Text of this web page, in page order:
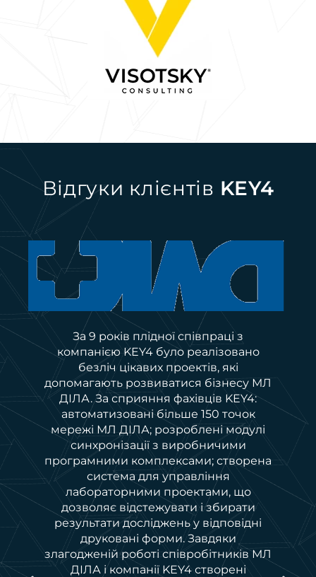
Відгуки клієнтів KEY4
За 9 років плідної співпраці з
компанією KEY4 було реалізовано
безліч цікавих проектів, які
допомагають розвиватися бізнесу МЛ
ДІЛА. За сприяння фахівців KEY4:
автоматизовані більше 150 точок
мережі МЛ ДІЛА; розроблені модулі
синхронізації з виробничими
програмними комплексами; створена
система для управління
лабораторними проектами, що
дозволяє відстежувати і збирати
результати досліджень у відповідні
друковані форми. Завдяки
злагодженій роботі співробітників МЛ
ДІЛА і компанії KEY4 створені